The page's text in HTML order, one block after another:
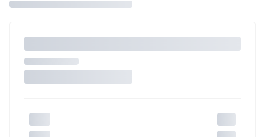
Maksymalna liczba uczestników
maksymalny limit dla 1 pokoju.